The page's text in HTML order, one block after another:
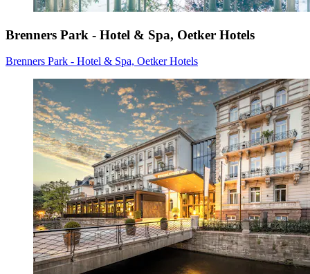
Brenners Park - Hotel & Spa, Oetker Hotels
Brenners Park - Hotel & Spa, Oetker Hotels